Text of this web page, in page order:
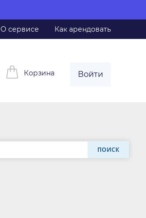
О сервисе Как арендовать
Корзина Войти
ПОИСК